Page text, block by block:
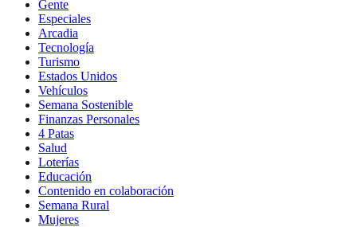
Gente
Especiales
Arcadia
Tecnología
Turismo
Estados Unidos
Vehículos
Semana Sostenible
Finanzas Personales
4 Patas
Salud
Loterías
Educación
Contenido en colaboración
Semana Rural
Mujeres